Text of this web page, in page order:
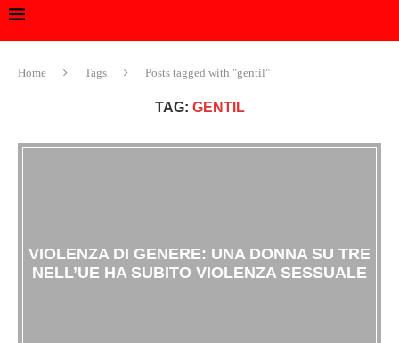
Home Tags Posts tagged with "gentil"
TAG: GENTIL
VIOLENZA DI GENERE: UNA DONNA SU TRE
NELL’UE HA SUBITO VIOLENZA SESSUALE